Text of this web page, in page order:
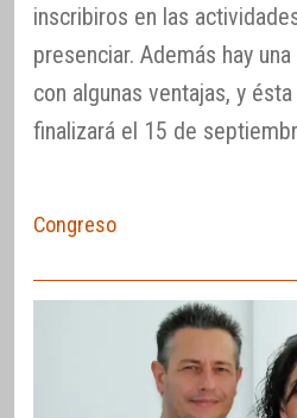
inscribiros en las
presenciar. Además hay
con algunas ventajas, y
finalizará el 15 de
Congreso